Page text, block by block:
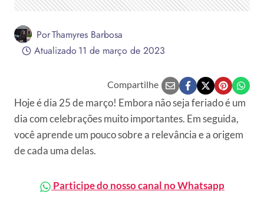
PorThamyres Barbosa
Atualizado11 de março de 2023
Compartilhe
Hoje é dia 25 de março! Embora não seja feriado é um
dia com celebrações muito importantes. Em seguida,
você aprende um pouco sobre a relevância e a origem
de cada uma delas.
Participe do nosso canal no Whatsapp